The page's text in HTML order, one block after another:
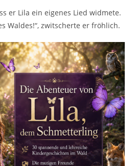
er Lila ein eigenes Lied widmete.
Waldes!“, zwitscherte er fröhlich.